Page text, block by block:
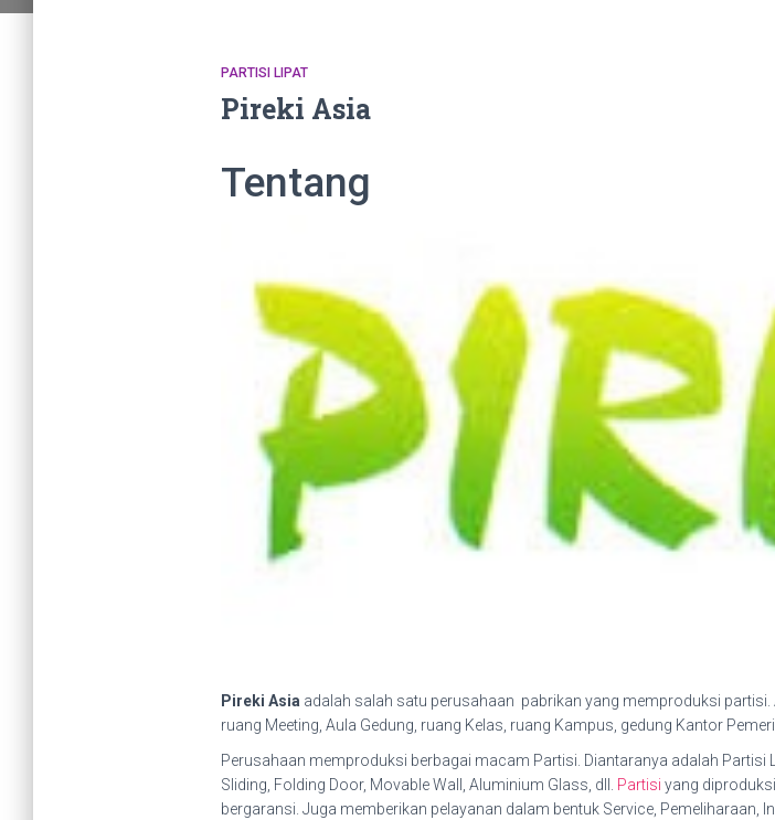
PARTISI LIPAT
Pireki Asia
Tentang
Pireki Asia adalah salah satu perusahaan pabrikan yang memproduksi
ruang Meeting, Aula Gedung, ruang Kelas, ruang Kampus, gedung Kantor
Perusahaan memproduksi berbagai macam Partisi. Diantaranya adalah Partisi
Sliding, Folding Door, Movable Wall, Aluminium Glass, dll.
Partisi yang
bergaransi. Juga memberikan pelayanan dalam bentuk Service, Pemeliharaan,